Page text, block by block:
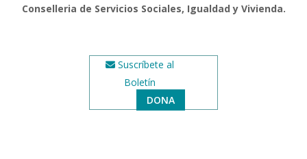
Conselleria de Servicios Sociales, Igualdad y Vivienda.
Suscríbete al
Boletín
DONA